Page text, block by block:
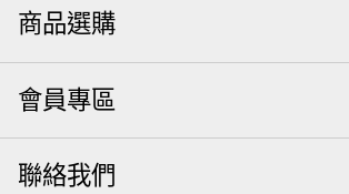
【萬歲牌】每日堅果系列
義大利麵 荷卡 萬歲牌 巴西豆
滿天星
南瓜子 調味 紅棗 萬歲牌 南瓜
萬歲牌 堅果隨身包22入
商品選購
會員專區
聯絡我們